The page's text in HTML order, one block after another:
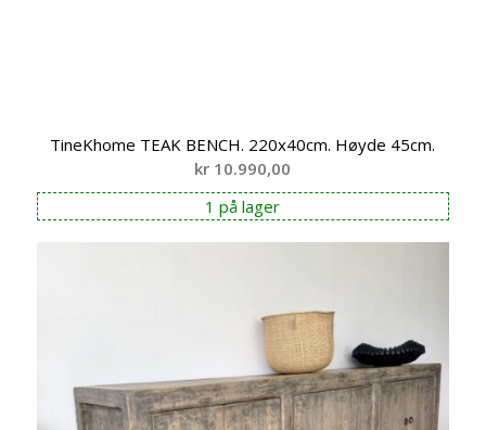
TineKhome TEAK BENCH. 220x40cm. Høyde 45cm.
kr 10.990,00
1 på lager